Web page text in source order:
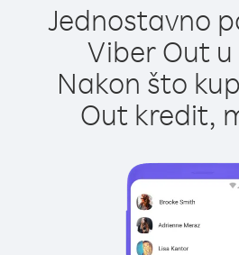
Jednostavno
Viber Out
Nakon što
Out kredit,